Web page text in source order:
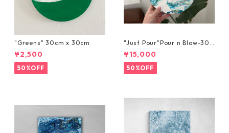
"Greens" 30cm x 30cm
¥2,500
50%OFF
"Just Pour"Pour n Blow-30c
m x 30cm
¥15,000
50%OFF